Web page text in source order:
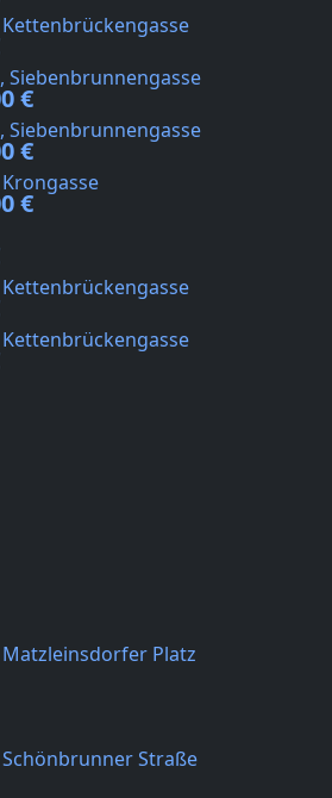
Kettenbrückengasse
Siebenbrunnengasse
€
Siebenbrunnengasse
€
€
Kettenbrückengasse
Kettenbrückengasse
Matzleinsdorfer Platz
Schönbrunner Straße